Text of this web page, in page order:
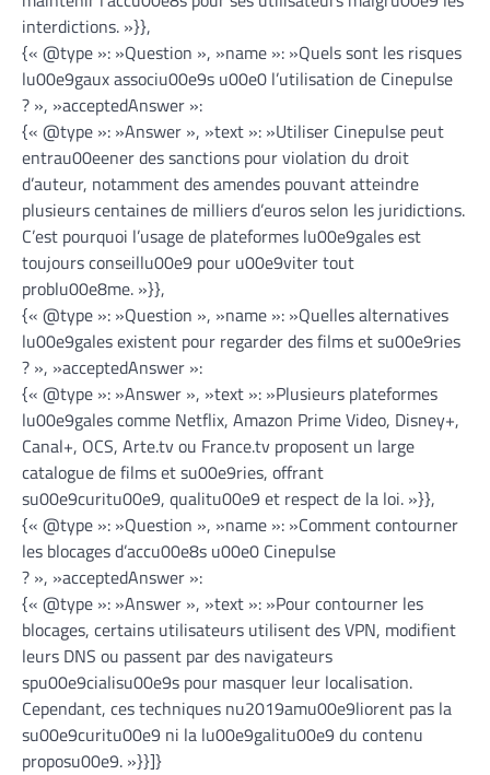
interdictions. »}},
{« @type »: »Question », »name »: »Quels sont les risques
lu00e9gaux associu00e9s u00e0 l’utilisation de Cinepulse
? », »acceptedAnswer »:
{« @type »: »Answer », »text »: »Utiliser Cinepulse peut
entrau00eener des sanctions pour violation du droit
d’auteur, notamment des amendes pouvant atteindre
plusieurs centaines de milliers d’euros selon les juridictions.
C’est pourquoi l’usage de plateformes lu00e9gales est
toujours conseillu00e9 pour u00e9viter tout
problu00e8me. »}},
{« @type »: »Question », »name »: »Quelles alternatives
lu00e9gales existent pour regarder des films et su00e9ries
? », »acceptedAnswer »:
{« @type »: »Answer », »text »: »Plusieurs plateformes
lu00e9gales comme Netflix, Amazon Prime Video, Disney+,
Canal+, OCS, Arte.tv ou France.tv proposent un large
catalogue de films et su00e9ries, offrant
su00e9curitu00e9, qualitu00e9 et respect de la loi. »}},
{« @type »: »Question », »name »: »Comment contourner
les blocages d’accu00e8s u00e0 Cinepulse
? », »acceptedAnswer »:
{« @type »: »Answer », »text »: »Pour contourner les
blocages, certains utilisateurs utilisent des VPN, modifient
leurs DNS ou passent par des navigateurs
spu00e9cialisu00e9s pour masquer leur localisation.
Cependant, ces techniques nu2019amu00e9liorent pas la
su00e9curitu00e9 ni la lu00e9galitu00e9 du contenu
proposu00e9. »}}]}